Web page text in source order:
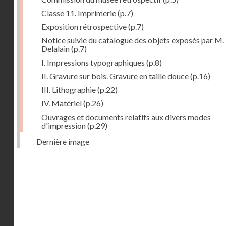
Classe 11. Imprimerie(p.7)
Exposition rétrospective(p.7)
Notice suivie du catalogue des objets exposés par M.
Delalain(p.7)
I. Impressions typographiques (p.8)
II. Gravure sur bois. Gravure en taille douce(p.16)
III. Lithographie(p.22)
IV. Matériel(p.26)
Ouvrages et documents relatifs aux divers modes
d'impression(p.29)
Dernière image